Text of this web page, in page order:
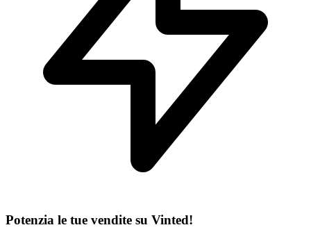
Potenzia le tue vendite su Vinted!